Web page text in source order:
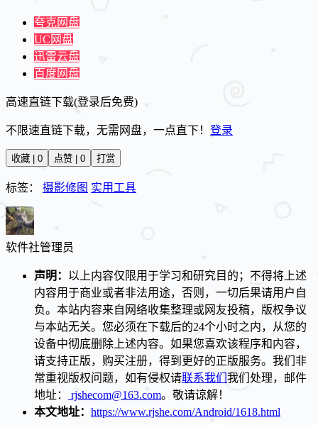
夸克网盘
UC网盘
迅雷云盘
百度网盘
高速直链下载(登录后免费)
不限速直链下载，无需网盘，一点直下！ 登录
收藏 | 0 点赞 | 0 打赏
标签： 摄影修图 实用工具
软件社管理员
声明： 以上内容仅限用于学习和研究目的；不得将上述
内容用于商业或者非法用途，否则，一切后果请用户自
负。本站内容来自网络收集整理或网友投稿，版权争议
与本站无关。您必须在下载后的24个小时之内，从您的
设备中彻底删除上述内容。如果您喜欢该程序和内容，
请支持正版，购买注册，得到更好的正版服务。我们非
常重视版权问题，如有侵权请联系我们 我们处理，邮件
地址：
rjshecom@163.com。敬请谅解！
本文地址： https://www.rjshe.com/Android/1618.html